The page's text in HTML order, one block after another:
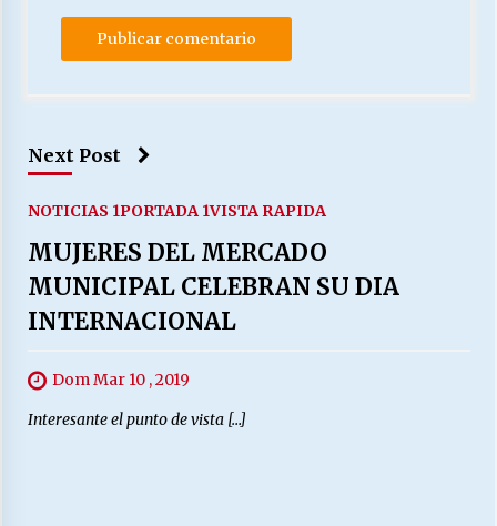
Next Post
NOTICIAS 1PORTADA 1VISTA RAPIDA
MUJERES DEL MERCADO
MUNICIPAL CELEBRAN SU DIA
INTERNACIONAL
Dom Mar 10 , 2019
Interesante el punto de vista […]